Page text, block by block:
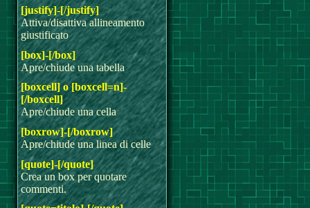
[justify]-[/justify]
Attiva/disattiva allineamento
giustificato
[box]-[/box]
Apre/chiude una tabella
[boxcell] o [boxcell=n]-
[/boxcell]
Apre/chiude una cella
[boxrow]-[/boxrow]
Apre/chiude una linea di celle
[quote]-[/quote]
Crea un box per quotare
commenti.